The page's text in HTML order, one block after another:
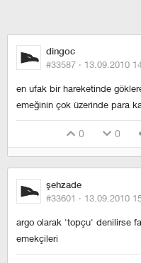
dingoc
#33587 · 13.09.2010
en ufak bir hareketinde
emeğinin çok üzerinde para
0 0
şehzade
#33601 · 13.09.2010
argo olarak 'topçu' denilirse
emekçileri